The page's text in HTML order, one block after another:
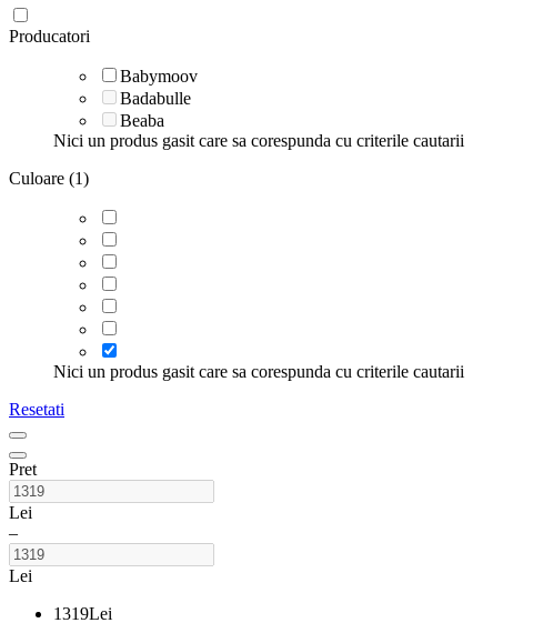
Producatori
Babymoov
Badabulle
Beaba
Nici un produs gasit care sa corespunda cu criterile cautarii
Culoare (1)
Nici un produs gasit care sa corespunda cu criterile cautarii
Resetati
Pret
Lei
–
Lei
1319Lei